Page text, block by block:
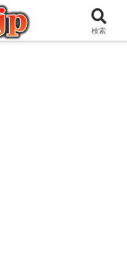
日々を綴るブログ
検索